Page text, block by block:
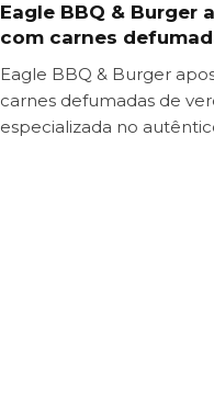
Eagle BBQ & Burger
com carnes
Eagle BBQ & Burger
carnes defumadas de
especializada no